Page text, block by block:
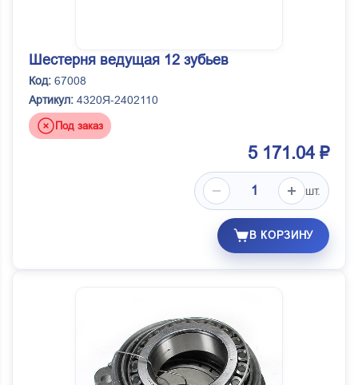
Шестерня ведущая 12 зубьев
Код: 67008
Артикул: 4320Я-2402110
Под заказ
5 171.04 ₽
шт.
В КОРЗИНУ